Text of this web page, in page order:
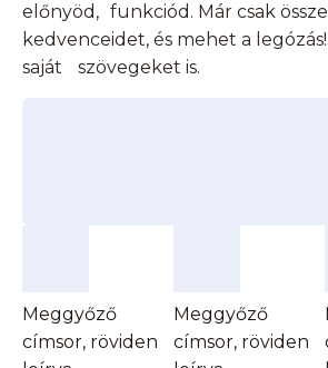
előnyöd, funkciód. Már csak
kedvenceidet, és mehet a
saját szövegeket is.
Meggyőző
címsor, röviden
Meggyőző
címsor, röviden